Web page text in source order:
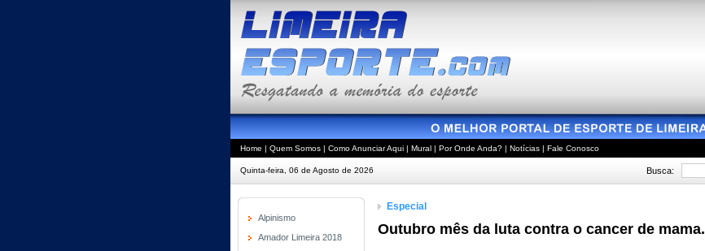
Home | Quem Somos | Como Anunciar Aqui | Mural | Por Onde Anda? | Notícias | Fale Conosco
Quinta-feira, 06 de Agosto de 2026 Busca:
Alpinismo
Amador Limeira 2018
Especial
Outubro mês da luta contra o cancer de mama.